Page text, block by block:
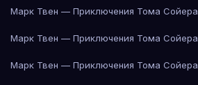
Марк Твен — Приключения Тома Сойера
Марк Твен — Приключения Тома Сойера
Марк Твен — Приключения Тома Сойера